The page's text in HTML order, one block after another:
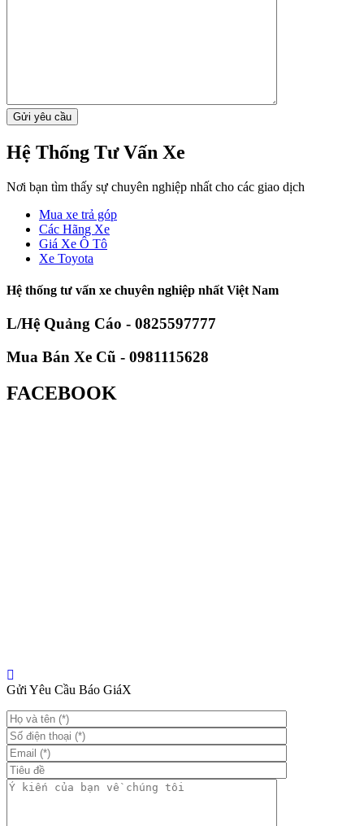
Hệ Thống Tư Vấn Xe
Nơi bạn tìm thấy sự chuyên nghiệp nhất cho các giao dịch
Mua xe trả góp
Các Hãng Xe
Giá Xe Ô Tô
Xe Toyota
Hệ thống tư vấn xe chuyên nghiệp nhất Việt Nam
L/Hệ Quảng Cáo - 0825597777
Mua Bán Xe Cũ - 0981115628
FACEBOOK
Gửi Yêu Cầu Báo GiáX